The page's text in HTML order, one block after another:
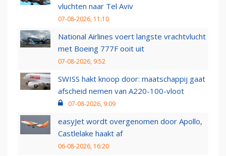
vluchten naar Tel Aviv
07-08-2026, 11:10
National Airlines voert langste vrachtvlucht
met Boeing 777F ooit uit
07-08-2026, 9:52
SWISS hakt knoop door: maatschappij gaat
afscheid nemen van A220-100-vloot
07-08-2026, 9:09
easyJet wordt overgenomen door Apollo,
Castlelake haakt af
06-08-2026, 16:20